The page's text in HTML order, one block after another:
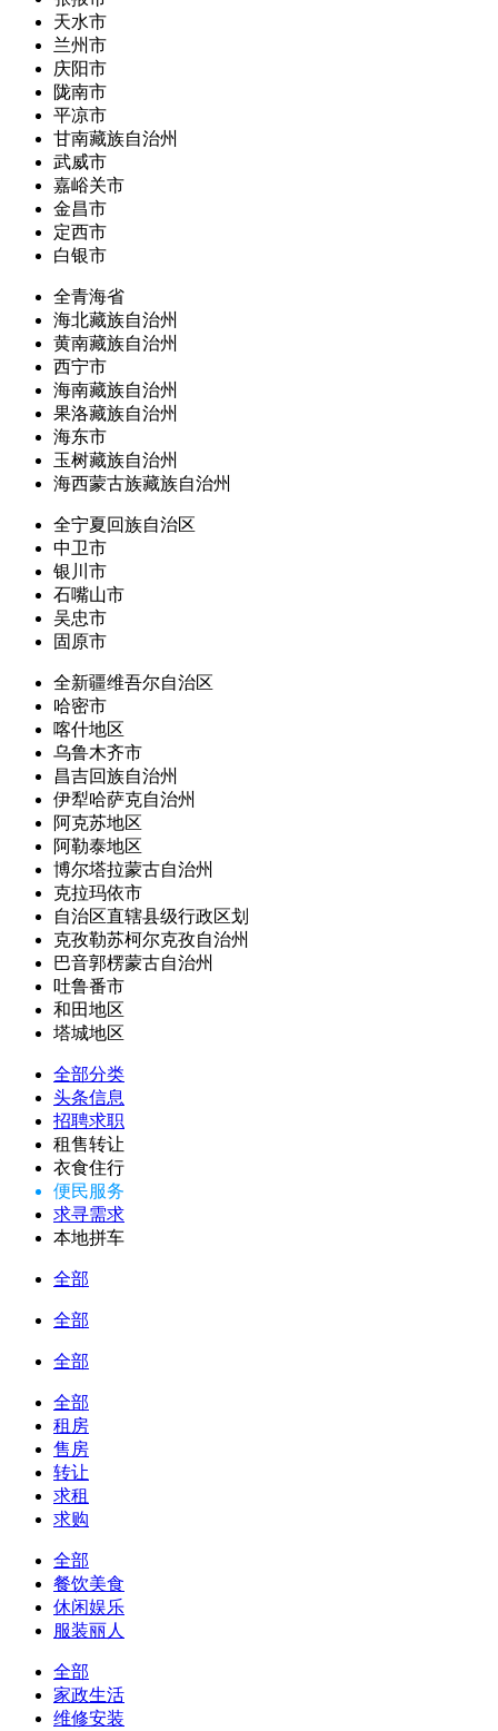
天水市
兰州市
庆阳市
陇南市
平凉市
甘南藏族自治州
武威市
嘉峪关市
金昌市
定西市
白银市
全青海省
海北藏族自治州
黄南藏族自治州
西宁市
海南藏族自治州
果洛藏族自治州
海东市
玉树藏族自治州
海西蒙古族藏族自治州
全宁夏回族自治区
中卫市
银川市
石嘴山市
吴忠市
固原市
全新疆维吾尔自治区
哈密市
喀什地区
乌鲁木齐市
昌吉回族自治州
伊犁哈萨克自治州
阿克苏地区
阿勒泰地区
博尔塔拉蒙古自治州
克拉玛依市
自治区直辖县级行政区划
克孜勒苏柯尔克孜自治州
巴音郭楞蒙古自治州
吐鲁番市
和田地区
塔城地区
全部分类
头条信息
招聘求职
租售转让
衣食住行
便民服务
求寻需求
本地拼车
全部
全部
全部
全部
租房
售房
转让
求租
求购
全部
餐饮美食
休闲娱乐
服装丽人
全部
家政生活
维修安装